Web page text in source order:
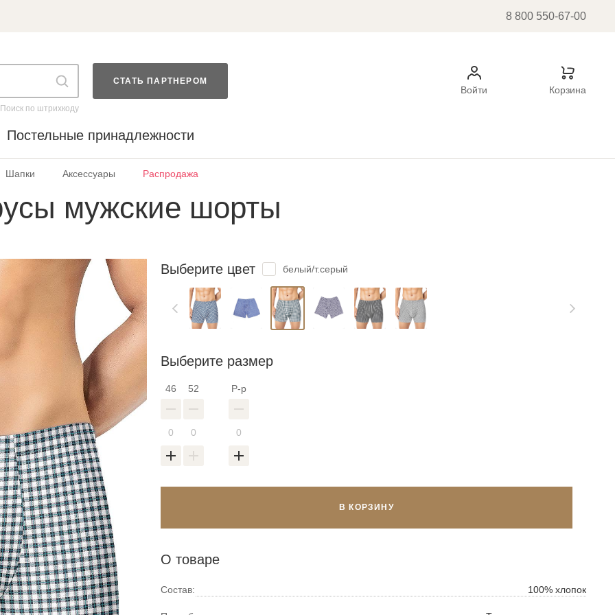
8 800 550-67-00
Поиск по штрихкоду
СТАТЬ ПАРТНЕРОМ
Войти Корзина
Постельные принадлежности
Шапки Аксессуары Распродажа
мужские шорты
Выберите цвет белый/т.серый
Выберите размер
46 52 Р-р
В КОРЗИНУ
О товаре
Состав: 100% хлопок
Войти в аккаунт
Введите свою электронную почту и пароль
пароль
Введите код
новый список